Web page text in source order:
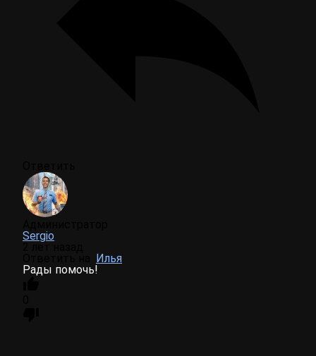
Sergio
Илья
Рады помочь!